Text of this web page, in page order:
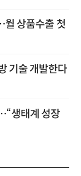
상품수출 첫
기술 개발한다
생태계 성장